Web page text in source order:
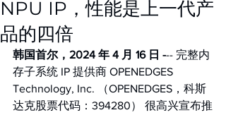
NPU IP，性能是上一代产
品的四倍
韩国首尔，2024 年 4 月 16 日 --- 完整内
存子系统 IP 提供商 OPENEDGES
Technology, Inc. （OPENEDGES，科斯
达克股票代码：394280） 很高兴宣布推